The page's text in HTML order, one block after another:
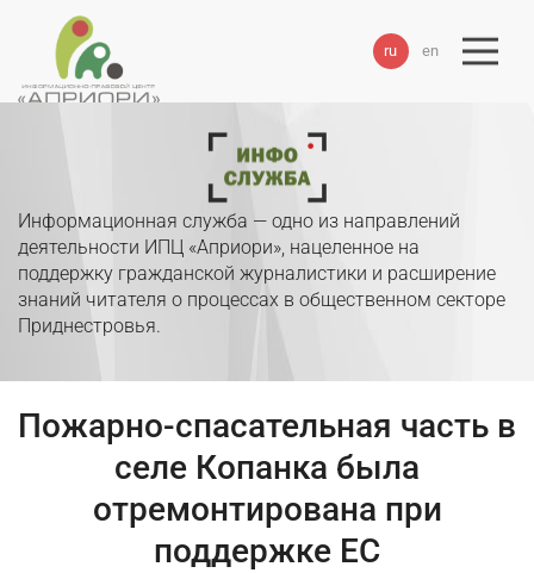
ru en
Информационная служба — одно из направлений
деятельности ИПЦ «Априори», нацеленное на
поддержку гражданской журналистики и расширение
знаний читателя о процессах в общественном секторе
Приднестровья.
Пожарно-спасательная часть в
селе Копанка была
отремонтирована при
поддержке ЕС